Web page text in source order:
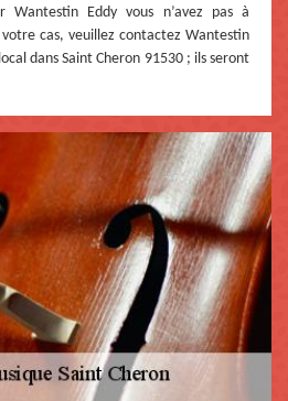
Wantestin Eddy vous n’avez pas à
cas, veuillez contactez Wantestin
dans Saint Cheron 91530 ; ils seront